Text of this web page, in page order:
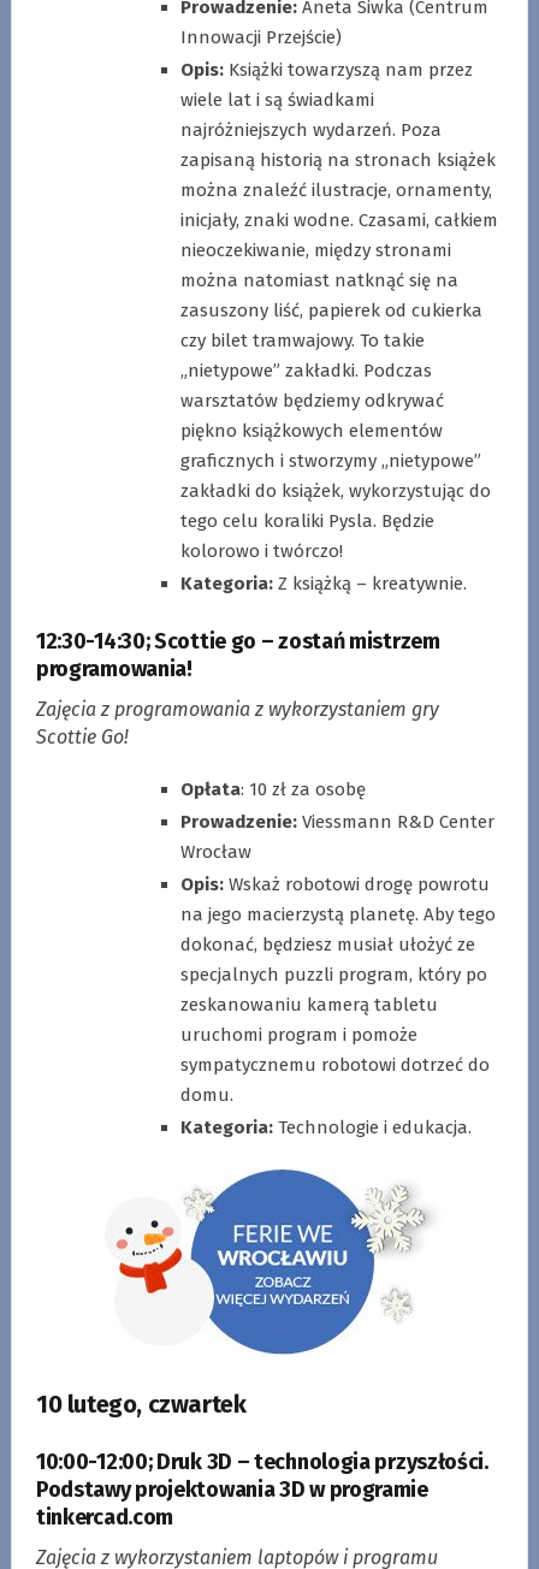
Prowadzenie:Aneta Siwka (Centrum
Innowacji Przejście)
Opis:Książki towarzyszą nam przez
wiele lat i są świadkami
najróżniejszych wydarzeń. Poza
zapisaną historią na stronach książek
można znaleźć ilustracje, ornamenty,
inicjały, znaki wodne. Czasami, całkiem
nieoczekiwanie, między stronami
można natomiast natknąć się na
zasuszony liść, papierek od cukierka
czy bilet tramwajowy. To takie
„nietypowe” zakładki. Podczas
warsztatów będziemy odkrywać
piękno książkowych elementów
graficznych i stworzymy „nietypowe”
zakładki do książek, wykorzystując do
tego celu koraliki Pysla. Będzie
kolorowo i twórczo!
Kategoria:Z książką – kreatywnie.
12:30-14:30;Scottie go – zostań mistrzem
programowania!
Zajęcia z programowania z wykorzystaniem gry
Scottie Go!
Opłata: 10 zł za osobę
Prowadzenie:Viessmann R&D Center
Wrocław
Opis:Wskaż robotowi drogę powrotu
na jego macierzystą planetę. Aby tego
dokonać, będziesz musiał ułożyć ze
specjalnych puzzli program, który po
zeskanowaniu kamerą tabletu
uruchomi program i pomoże
sympatycznemu robotowi dotrzeć do
domu.
Kategoria:Technologie i edukacja.
10 lutego, czwartek
10:00-12:00;Druk 3D – technologia przyszłości.
Podstawy projektowania 3D w programie
tinkercad.com
Zajęcia z wykorzystaniem laptopów i programu